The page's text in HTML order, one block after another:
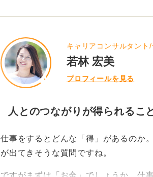
す。1度きりの人生。好きなことにエ
す。
いつか、その好きなことが仕事になる
いくというのも多様性が進む社会の中
キャリアコンサルタント
若林 宏美
プロフィールを見る
人とのつながりが得られるこ
仕事をするとどんな「得」があるのか
が出てきそうな質問ですね。
ですがまずは「お金」でしょうか。仕